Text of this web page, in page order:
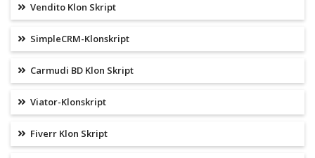
Vendito Klon Skript
SimpleCRM-Klonskript
Carmudi BD Klon Skript
Viator-Klonskript
Fiverr Klon Skript